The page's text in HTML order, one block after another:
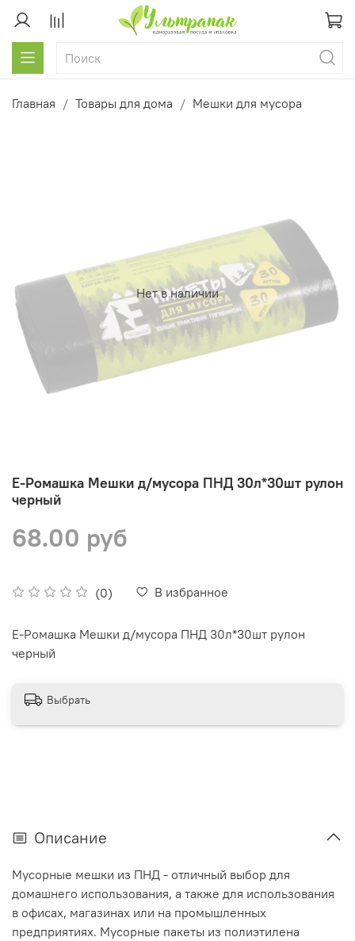
Главная Товары для дома Мешки для мусора
Нет в наличии
Е-Ромашка Мешки д/мусора ПНД 30л*30шт рулон
черный
(0) В избранное
68.00 руб
Е-Ромашка Мешки д/мусора ПНД 30л*30шт рулон
черный
Выбрать
Описание
Мусорные мешки из ПНД - отличный выбор для
домашнего использования, а также для использования
в офисах, магазинах или на промышленных
предприятиях. Мусорные пакеты из полиэтилена